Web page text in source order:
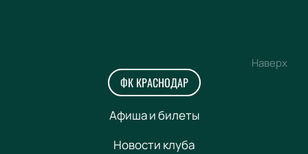
Наверх
ФК КРАСНОДАР
Афиша и билеты
Новости клуба